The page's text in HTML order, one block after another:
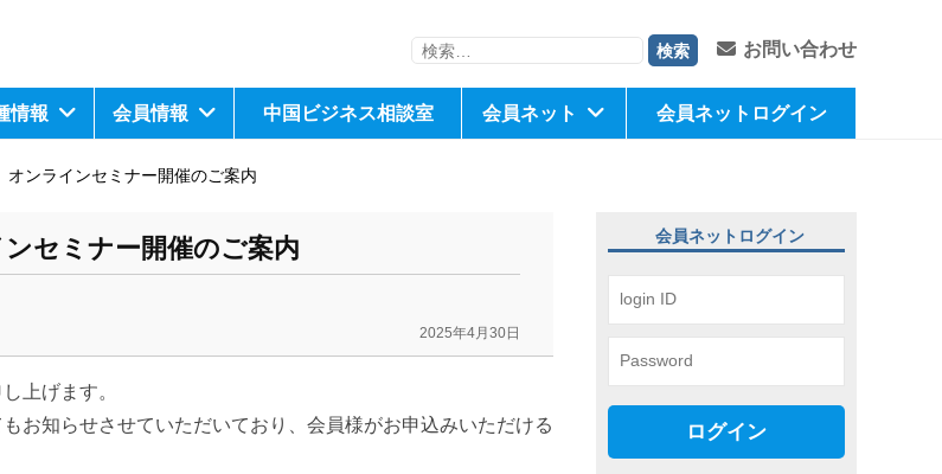
検
お問い合わせ
情報 会員情報 中国ビジネス相談室 会員ネット 会員ネットログイン
ンラインセミナー開催のご案内
セミナー開催のご案内
2025年4月30日
上げます。
お知らせさせていただいており、会員様がお申込みいただける
会員ネットログイン
ログイン